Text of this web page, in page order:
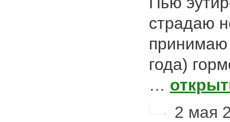
страдаю
принимаю
года)
…
2 мая